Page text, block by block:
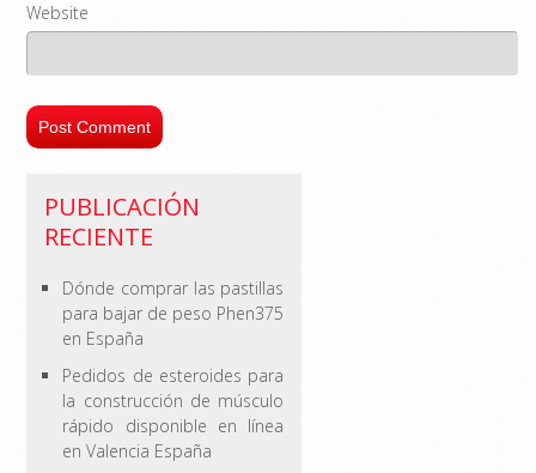
Website
PUBLICACIÓN
RECIENTE
Dónde comprar las pastillas
para bajar de peso Phen375
en España
Pedidos de esteroides para
la construcción de músculo
rápido disponible en línea
en Valencia España